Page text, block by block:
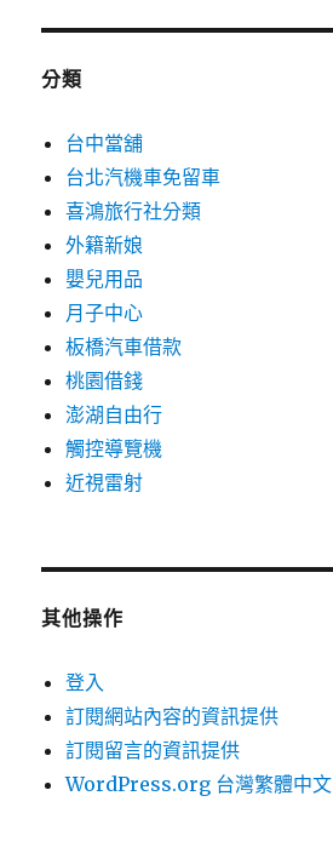
分類
台中當舖
台北汽機車免留車
喜鴻旅行社分類
外籍新娘
嬰兒用品
月子中心
板橋汽車借款
桃園借錢
澎湖自由行
觸控導覽機
近視雷射
其他操作
登入
訂閱網站內容的資訊提供
訂閱留言的資訊提供
WordPress.org 台灣繁體中文